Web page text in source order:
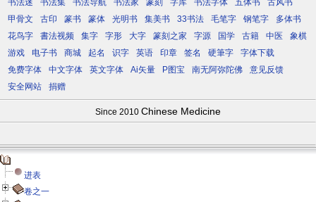
书法迷 书法集 书法导航 书法家 篆刻 字库 书法字体 五体书
古风书
甲骨文
古印 篆书 篆体 光明书 集美书 33书法 毛笔字 钢笔字
多体书
花鸟字
書法视频 集字 字形 大字 篆刻之家 字源 国学 古籍 中医
象棋
游戏
电子书 商城 起名 识字 英语 印章 签名 硬筆字
字体下载
免费字体
中文字体 英文字体 Ai矢量 P图宝 南无阿弥陀佛
意见反馈
安全网站
捐赠
Since 2010 Chinese Medicine
进表
卷之一